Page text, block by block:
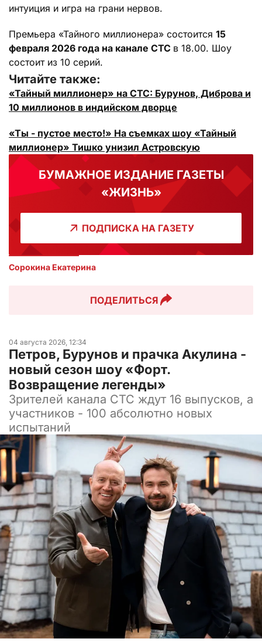
интуиция и игра на грани нервов.
Премьера «Тайного миллионера» состоится 15
февраля 2026 года на канале СТС в 18.00. Шоу
состоит из 10 серий.
Читайте также:
«Тайный миллионер» на СТС: Бурунов, Диброва и
10 миллионов в индийском дворце
«Ты - пустое место!» На съемках шоу «Тайный
миллионер» Тишко унизил Астровскую
БУМАЖНОЕ ИЗДАНИЕ ГАЗЕТЫ
«ЖИЗНЬ»
ПОДПИСКА НА ГАЗЕТУ
Сорокина Екатерина
ПОДЕЛИТЬСЯ
04 августа 2026, 12:34
Петров, Бурунов и прачка Акулина -
новый сезон шоу «Форт.
Возвращение легенды»
Зрителей канала СТС ждут 16 выпусков, а
участников - 100 абсолютно новых
испытаний